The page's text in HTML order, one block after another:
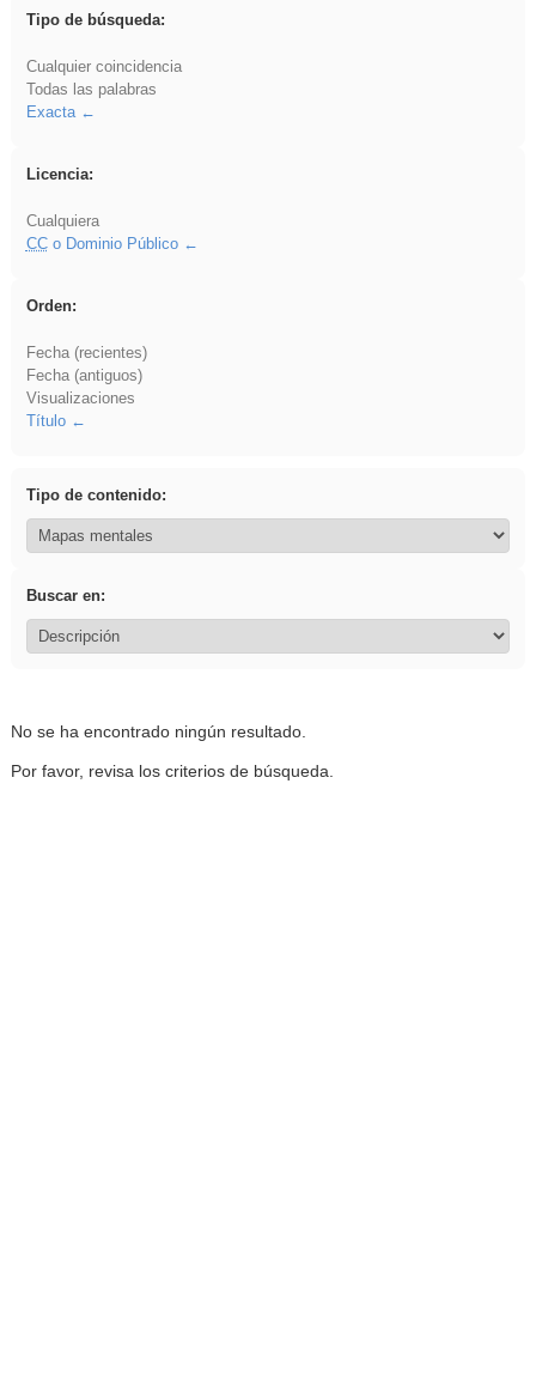
Tipo de búsqueda:
Cualquier coincidencia
Todas las palabras
Exacta
Licencia:
Cualquiera
CCo Dominio Público
Orden:
Fecha (recientes)
Fecha (antiguos)
Visualizaciones
Título
Tipo de contenido:
Buscar en:
No se ha encontrado ningún resultado.
Por favor, revisa los criterios de búsqueda.